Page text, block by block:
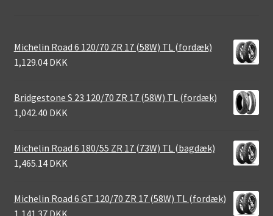
Michelin Road 6 120/70 ZR 17 (58W) TL (fordæk)
1,129.04 DKK
Bridgestone S 23 120/70 ZR 17 (58W) TL (fordæk)
1,042.40 DKK
Michelin Road 6 180/55 ZR 17 (73W) TL (bagdæk)
1,465.14 DKK
Michelin Road 6 GT 120/70 ZR 17 (58W) TL (fordæk)
1,141.37 DKK